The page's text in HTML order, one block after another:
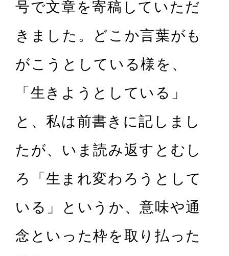
号で文章を寄稿していただ
きました。どこか言葉がも
がこうとしている様を、
「生きようとしている」
と、私は前書きに記しまし
たが、いま読み返すとむし
ろ「生まれ変わろうとして
いる」というか、意味や通
念といった枠を取り払った